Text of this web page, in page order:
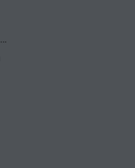
Chevrolet Camaro SS 396 LS3 Coupe Aut. 1971